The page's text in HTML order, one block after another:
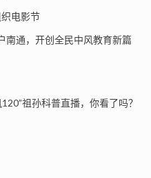
电影节
南通，开创全民中风教育新篇
祖孙科普直播，你看了吗？